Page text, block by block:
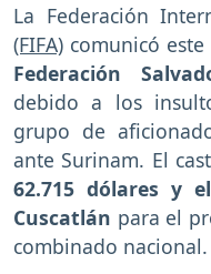
La Federación
(FIFA) comunicó
Federación
debido a los
grupo de
ante Surinam. El
62.715 dólares y
Cuscatlán para el
combinado nacional.